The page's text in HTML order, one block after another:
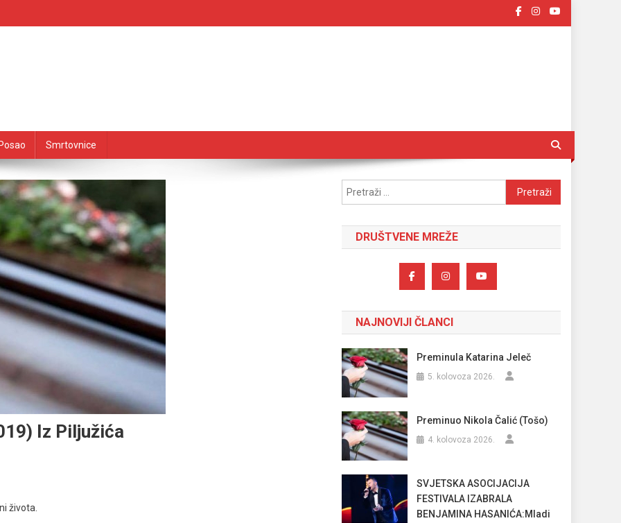
Posao Smrtovnice
Iz Piljužića
života.
Pretraži:
DRUŠTVENE MREŽE
NAJNOVIJI ČLANCI
Preminula Katarina Jeleč
5. kolovoza 2026.
Preminuo Nikola Čalić (Tošo)
4. kolovoza 2026.
SVJETSKA ASOCIJACIJA
FESTIVALA IZABRALA
BENJAMINA HASANIĆA:Mladi